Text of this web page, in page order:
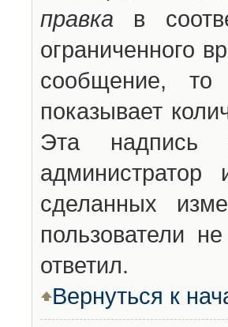
правка в
ограниченного
сообщение, то
показывает
Эта надпись
сделанных
пользователи
ответил.
Вернуться к